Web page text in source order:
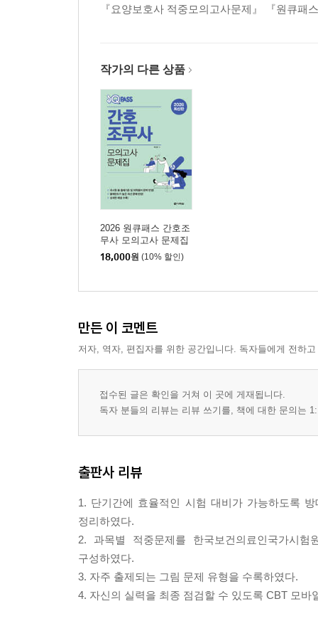
『요양보호사 적중모의고사문제』 『원큐패
작가의 다른 상품
2026 원큐패스 간호조
무사 모의고사 문제집
18,000원 (10% 할인)
만든 이 코멘트
저자, 역자, 편집자를 위한 공간입니다. 독자들에게 전하
접수된 글은 확인을 거쳐 이 곳에 게재됩니다.
독자 분들의 리뷰는 리뷰 쓰기를, 책에 대한 문의는
출판사 리뷰
1. 단기간에 효율적인 시험 대비가 가능하도록
정리하였다.
2. 과목별 적중문제를 한국보건의료인국가시
구성하였다.
3. 자주 출제되는 그림 문제 유형을 수록하였다.
4. 자신의 실력을 최종 점검할 수 있도록 CBT 모바